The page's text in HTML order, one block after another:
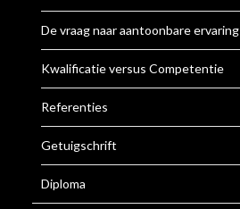
De vraag naar aantoonbare ervaring
Kwalificatie versus Competentie
Referenties
Getuigschrift
Diploma